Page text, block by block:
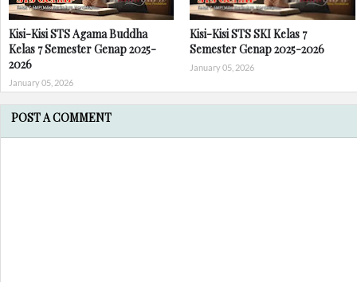
Kisi-Kisi STS Agama Buddha
Kelas 7 Semester Genap 2025-
2026
January 05, 2026
Kisi-Kisi STS SKI Kelas 7
Semester Genap 2025-2026
January 05, 2026
POST A COMMENT